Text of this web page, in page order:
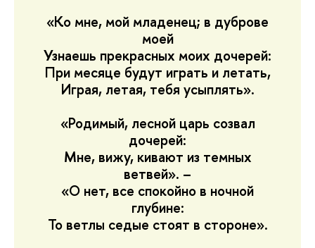
«Ко мне, мой младенец; в дуброве
моей
Узнаешь прекрасных моих дочерей:
При месяце будут играть и летать,
Играя, летая, тебя усыплять».
«Родимый, лесной царь созвал
дочерей:
Мне, вижу, кивают из темных
ветвей». –
«О нет, все спокойно в ночной
глубине:
То ветлы седые стоят в стороне».